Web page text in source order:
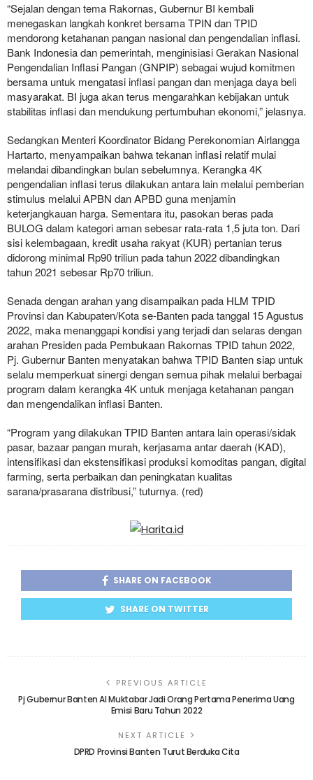
“Sejalan dengan tema Rakornas, Gubernur BI kembali
menegaskan langkah konkret bersama TPIN dan TPID
mendorong ketahanan pangan nasional dan pengendalian inflasi.
Bank Indonesia dan pemerintah, menginisiasi Gerakan Nasional
Pengendalian Inflasi Pangan (GNPIP) sebagai wujud komitmen
bersama untuk mengatasi inflasi pangan dan menjaga daya beli
masyarakat. BI juga akan terus mengarahkan kebijakan untuk
stabilitas inflasi dan mendukung pertumbuhan ekonomi,” jelasnya.
Sedangkan Menteri Koordinator Bidang Perekonomian Airlangga
Hartarto, menyampaikan bahwa tekanan inflasi relatif mulai
melandai dibandingkan bulan sebelumnya. Kerangka 4K
pengendalian inflasi terus dilakukan antara lain melalui pemberian
stimulus melalui APBN dan APBD guna menjamin
keterjangkauan harga. Sementara itu, pasokan beras pada
BULOG dalam kategori aman sebesar rata-rata 1,5 juta ton. Dari
sisi kelembagaan, kredit usaha rakyat (KUR) pertanian terus
didorong minimal Rp90 triliun pada tahun 2022 dibandingkan
tahun 2021 sebesar Rp70 triliun.
Senada dengan arahan yang disampaikan pada HLM TPID
Provinsi dan Kabupaten/Kota se-Banten pada tanggal 15 Agustus
2022, maka menanggapi kondisi yang terjadi dan selaras dengan
arahan Presiden pada Pembukaan Rakornas TPID tahun 2022,
Pj. Gubernur Banten menyatakan bahwa TPID Banten siap untuk
selalu memperkuat sinergi dengan semua pihak melalui berbagai
program dalam kerangka 4K untuk menjaga ketahanan pangan
dan mengendalikan inflasi Banten.
“Program yang dilakukan TPID Banten antara lain operasi/sidak
pasar, bazaar pangan murah, kerjasama antar daerah (KAD),
intensifikasi dan ekstensifikasi produksi komoditas pangan, digital
farming, serta perbaikan dan peningkatan kualitas
sarana/prasarana distribusi,” tuturnya. (red)
SHARE ON FACEBOOK
SHARE ON TWITTER
PREVIOUS ARTICLE
Pj Gubernur Banten Al Muktabar Jadi Orang Pertama Penerima Uang
Emisi Baru Tahun 2022
NEXT ARTICLE
DPRD Provinsi Banten Turut Berduka Cita